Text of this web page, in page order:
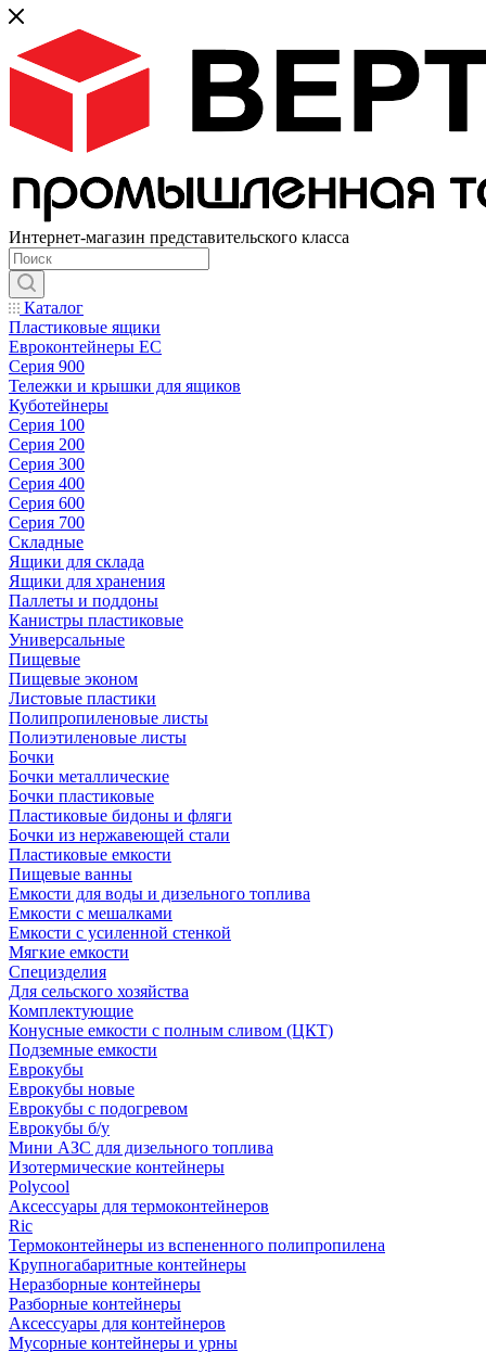
Интернет-магазин представительского класса
Каталог
Пластиковые ящики
Евроконтейнеры ЕС
Серия 900
Тележки и крышки для ящиков
Куботейнеры
Серия 100
Серия 200
Серия 300
Серия 400
Серия 600
Серия 700
Складные
Ящики для склада
Ящики для хранения
Паллеты и поддоны
Канистры пластиковые
Универсальные
Пищевые
Пищевые эконом
Листовые пластики
Полипропиленовые листы
Полиэтиленовые листы
Бочки
Бочки металлические
Бочки пластиковые
Пластиковые бидоны и фляги
Бочки из нержавеющей стали
Пластиковые емкости
Пищевые ванны
Емкости для воды и дизельного топлива
Емкости с мешалками
Емкости с усиленной стенкой
Мягкие емкости
Специзделия
Для сельского хозяйства
Комплектующие
Конусные емкости с полным сливом (ЦКТ)
Подземные емкости
Еврокубы
Еврокубы новые
Еврокубы с подогревом
Еврокубы б/у
Мини АЗС для дизельного топлива
Изотермические контейнеры
Polycool
Аксессуары для термоконтейнеров
Ric
Термоконтейнеры из вспененного полипропилена
Крупногабаритные контейнеры
Неразборные контейнеры
Разборные контейнеры
Аксессуары для контейнеров
Мусорные контейнеры и урны